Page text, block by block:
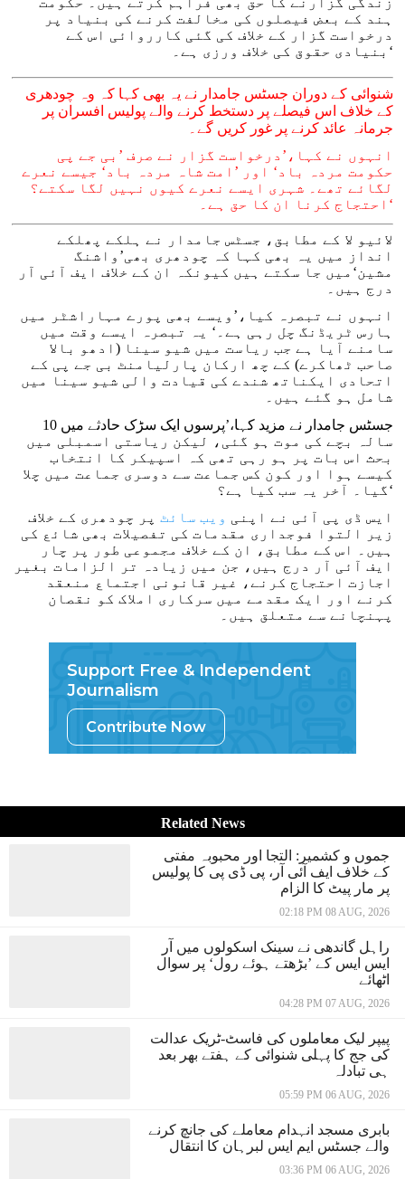
ہند کے بعض فیصلوں کی مخالفت کرنے کی بنیاد پر
درخواست گزار کے خلاف کی گئی کارروائی اس کے
بنیادی حقوق کی خلاف ورزی ہے۔‘
شنوائی کے دوران جسٹس جامدار نے یہ بھی کہا کہ وہ چودھری
کے خلاف اس فیصلے پر دستخط کرنے والے پولیس افسران پر
جرمانہ عائد کرنے پر غور کریں گے۔
انہوں نے کہا،’درخواست گزار نے صرف ’بی جے پی
حکومت مردہ باد‘ اور ’امت شاہ مردہ باد‘ جیسے نعرے
لگائے تھے۔ شہری ایسے نعرے کیوں نہیں لگا سکتے؟
احتجاج کرنا ان کا حق ہے۔‘
لائیو لا کے مطابق، جسٹس جامدار نے ہلکے پھلکے
انداز میں یہ بھی کہا کہ چودھری بھی’واشنگ
مشین‘میں جا سکتے ہیں کیونکہ ان کے خلاف ایف آئی آر
درج ہیں۔
انہوں نے تبصرہ کیا،’ویسے بھی پورے مہاراشٹر میں
ہارس ٹریڈنگ چل رہی ہے۔‘ یہ تبصرہ ایسے وقت میں
سامنے آیا ہے جب ریاست میں شیو سینا (ادھو بالا
صاحب ٹھاکرے) کے چھ ارکان پارلیامنٹ بی جے پی کے
اتحادی ایکناتھ شندے کی قیادت والی شیو سینا میں
شامل ہو گئے ہیں۔
جسٹس جامدار نے مزید کہا،’پرسوں ایک سڑک حادثے میں 10
سالہ بچے کی موت ہو گئی، لیکن ریاستی اسمبلی میں
بحث اس بات پر ہو رہی تھی کہ اسپیکر کا انتخاب
کیسے ہوا اور کون کس جماعت سے دوسری جماعت میں چلا
گیا۔ آخر یہ سب کیا ہے؟‘
ایس ڈی پی آئی نے اپنی ویب سائٹ پر چودھری کے خلاف
زیر التوا فوجداری مقدمات کی تفصیلات بھی شائع کی
ہیں۔ اس کے مطابق، ان کے خلاف مجموعی طور پر چار
ایف آئی آر درج ہیں، جن میں زیادہ تر الزامات بغیر
اجازت احتجاج کرنے، غیر قانونی اجتماع منعقد
کرنے اور ایک مقدمے میں سرکاری املاک کو نقصان
پہنچانے سے متعلق ہیں۔
Support Free & Independent
Journalism
Contribute Now
Related News
جموں و کشمیر: التجا اور محبوبہ مفتی
کے خلاف ایف آئی آر، پی ڈی پی کا پولیس
پر مار پیٹ کا الزام
02:18 PM 08 AUG, 2026
راہل گاندھی نے سینک اسکولوں میں آر
ایس ایس کے ’بڑھتے ہوئے رول‘ پر سوال
اٹھائے
04:28 PM 07 AUG, 2026
پیپر لیک معاملوں کی فاسٹ-ٹریک عدالت
کی جج کا پہلی شنوائی کے ہفتے بھر بعد
ہی تبادلہ
05:59 PM 06 AUG, 2026
بابری مسجد انہدام معاملے کی جانچ کرنے
والے جسٹس ایم ایس لبرہان کا انتقال
03:36 PM 06 AUG, 2026